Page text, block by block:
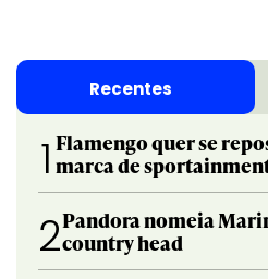
Recentes
1 Flamengo quer se
marca de
2Pandora nomeia
country head